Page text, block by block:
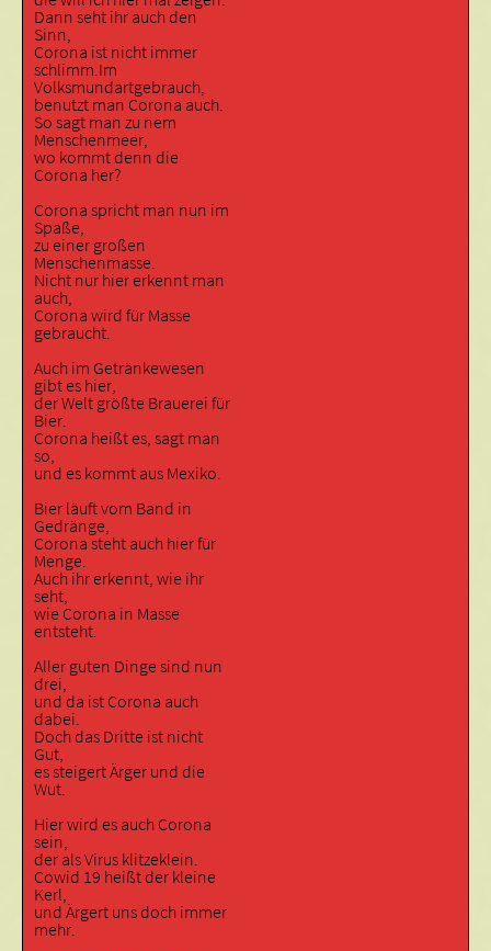
Dann seht ihr auch den
Sinn,
Corona ist nicht immer
schlimm.Im
Volksmundartgebrauch,
benutzt man Corona auch.
So sagt man zu nem
Menschenmeer,
wo kommt denn die
Corona her?
Corona spricht man nun im
Spaße,
zu einer großen
Menschenmasse.
Nicht nur hier erkennt man
auch,
Corona wird für Masse
gebraucht.
Auch im Getränkewesen
gibt es hier,
der Welt größte Brauerei für
Bier.
Corona heißt es, sagt man
so,
und es kommt aus Mexiko.
Bier läuft vom Band in
Gedränge,
Corona steht auch hier für
Menge.
Auch ihr erkennt, wie ihr
seht,
wie Corona in Masse
entsteht.
Aller guten Dinge sind nun
drei,
und da ist Corona auch
dabei.
Doch das Dritte ist nicht
Gut,
es steigert Ärger und die
Wut.
Hier wird es auch Corona
sein,
der als Virus klitzeklein.
Cowid 19 heißt der kleine
Kerl,
und Ärgert uns doch immer
mehr.